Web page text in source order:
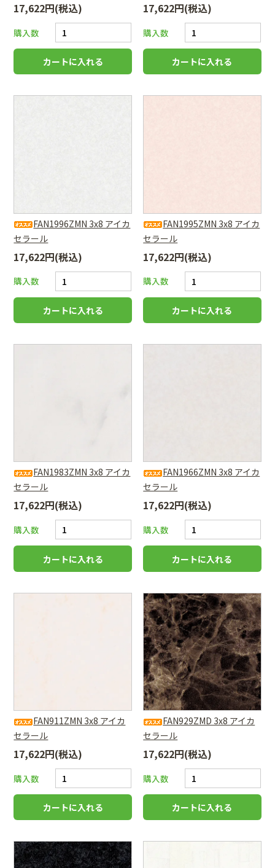
17,622円(税込)
購入数
17,622円(税込)
購入数
FAN1996ZMN 3x8 アイカ
セラール
17,622円(税込)
購入数
FAN1995ZMN 3x8 アイカ
セラール
17,622円(税込)
購入数
FAN1983ZMN 3x8 アイカ
セラール
17,622円(税込)
購入数
FAN1966ZMN 3x8 アイカ
セラール
17,622円(税込)
購入数
FAN911ZMN 3x8 アイカ
セラール
17,622円(税込)
購入数
FAN929ZMD 3x8 アイカ
セラール
17,622円(税込)
購入数